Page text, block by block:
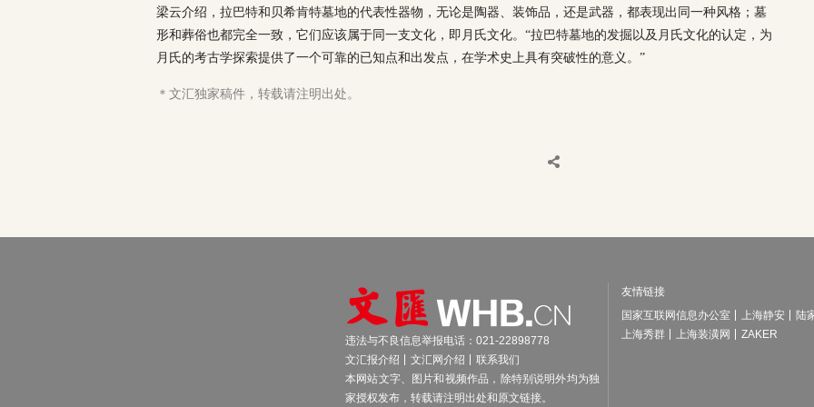
梁云介绍，拉巴特和贝希肯特墓地的代表性器物，无论是陶器、装饰品，还是武器，都表现出同一种风格；墓
形和葬俗也都完全一致，它们应该属于同一支文化，即月氏文化。“拉巴特墓地的发掘以及月氏文化的认定，为
月氏的考古学探索提供了一个可靠的已知点和出发点，在学术史上具有突破性的意义。”
＊文汇独家稿件，转载请注明出处。
违法与不良信息举报电话：021-22898778
文汇报介绍
文汇网介绍
联系我们
本网站文字、图片和视频作品，除特别说明外均为独
家授权发布，转载请注明出处和原文链接。
友情链接
国家互联网信息办公室
上海静安
陆
上海秀群
上海装潢网 ZAKER